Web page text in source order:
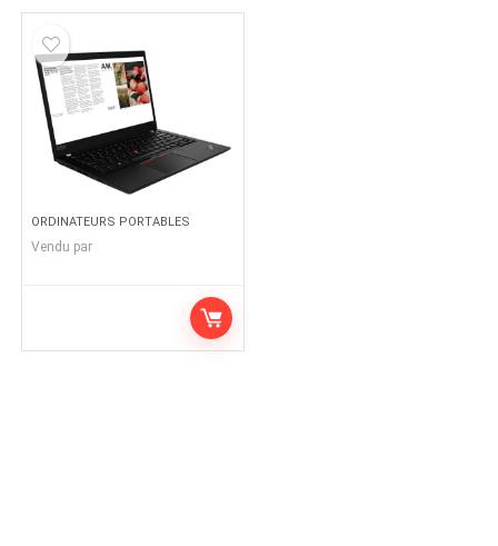
ORDINATEURS PORTABLES
Vendu par